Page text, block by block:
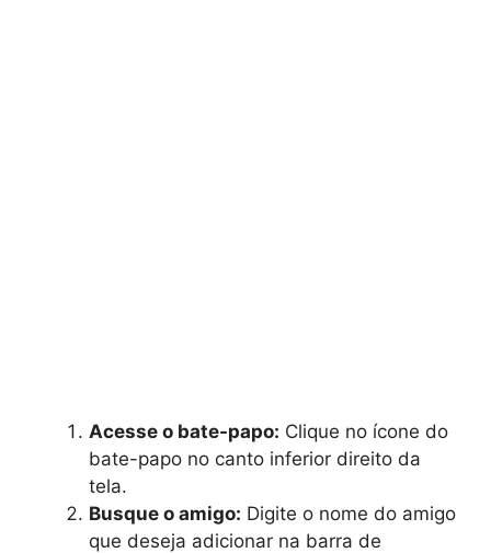
Acesse o bate-papo: Clique no ícone do
bate-papo no canto inferior direito da
tela.
Busque o amigo: Digite o nome do amigo
que deseja adicionar na barra de